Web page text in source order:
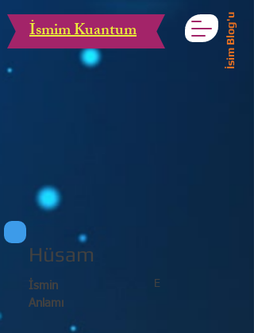
İsmim Kuantum İsim Blog'u
Hüsam
E
İsmin
Anlamı